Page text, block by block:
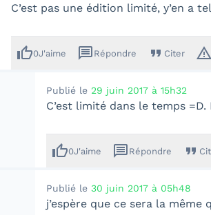
C’est pas une édition limité, y’en a
thumb_up0J'aime message Répondre format_quote Citer warning_amber
Publié le 29 juin 2017 à 15h32
C’est limité dans le temps
thumb_up0J'aime message Répondre format_quote
Publié le 30 juin 2017 à 05h48
j’espère que ce sera la